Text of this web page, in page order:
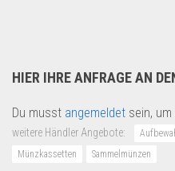
HIER IHRE ANFRAGE AN
Du musst angemeldet sein,
weitere Händler Angebote:
Münzkassetten
Sammelmünzen